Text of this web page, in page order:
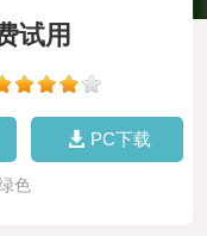
试用
PC下载
色